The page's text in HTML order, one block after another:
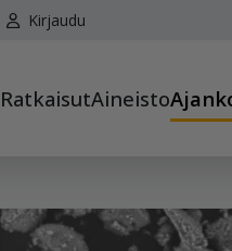
Kirjaudu
RatkaisutAineisto